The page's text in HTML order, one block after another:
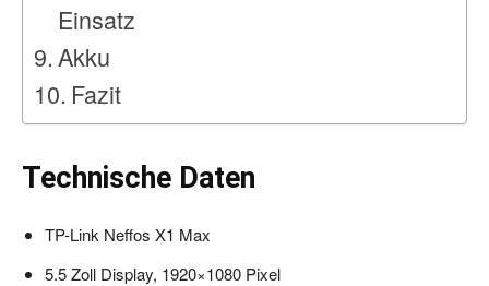
Einsatz
Akku
Fazit
Technische Daten
TP-Link Neffos X1 Max
5.5 Zoll Display, 1920×1080 Pixel